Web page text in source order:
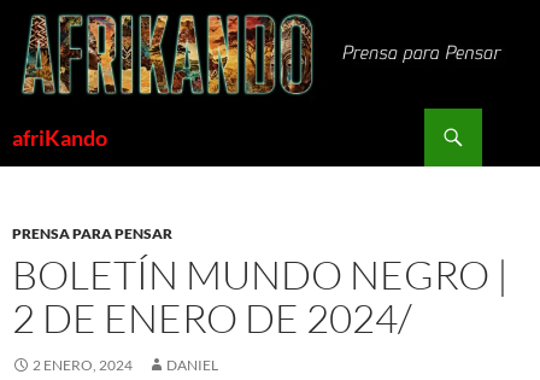
Saltar
contenido
afriKando
PRENSA PARA PENSAR
BOLETÍN MUNDO NEGRO |
2 DE ENERO DE 2024/
2 ENERO, 2024 DANIEL